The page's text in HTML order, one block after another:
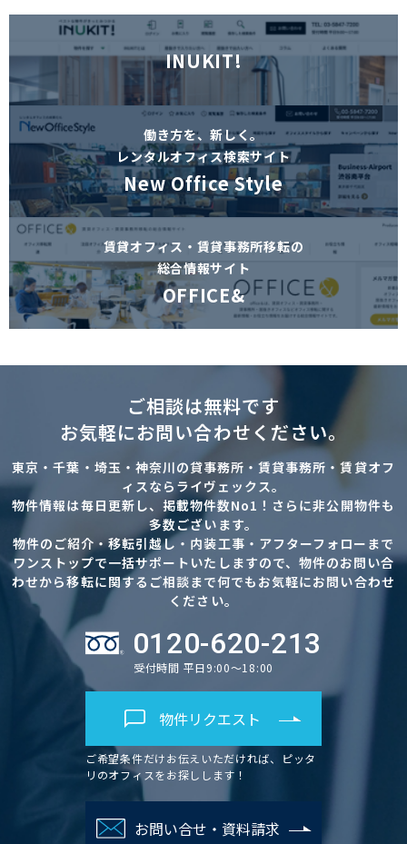
INUKIT!
働き方を、新しく。
レンタルオフィス検索サイト
New Office Style
賃貸オフィス・賃貸事務所移転の
総合情報サイト
OFFICE&
ご相談は無料です
お気軽にお問い合わせください。
東京・千葉・埼玉・神奈川の貸事務所・賃貸事務所・賃貸オフ
ィスならライヴェックス。
物件情報は毎日更新し、掲載物件数No1！さらに非公開物件も
多数ございます。
物件のご紹介・移転引越し・内装工事・アフターフォローまで
ワンストップで一括サポートいたしますので、物件のお問い合
わせから移転に関するご相談まで何でもお気軽にお問い合わせ
ください。
0120-620-213
受付時間 平日9:00～18:00
物件リクエスト
ご希望条件だけお伝えいただければ、ピッタ
リのオフィスをお探しします！
お問い合せ・資料請求